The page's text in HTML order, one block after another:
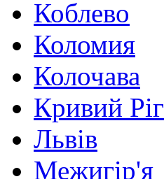
Коблево
Коломия
Колочава
Кривий Ріг
Львів
Межигір'я